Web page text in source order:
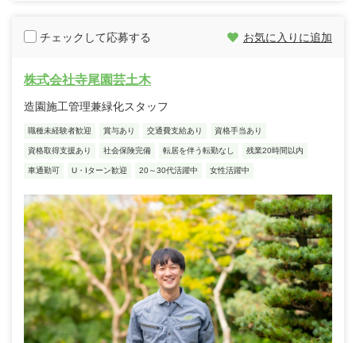
チェックして応募する お気に入りに追加
株式会社寺尾園芸土木
造園施工管理兼緑化スタッフ
職種未経験者歓迎 賞与あり 交通費支給あり 資格手当あり
資格取得支援あり 社会保険完備 転居を伴う転勤なし 残業20時間以内
車通勤可 U・Iターン歓迎 20～30代活躍中 女性活躍中